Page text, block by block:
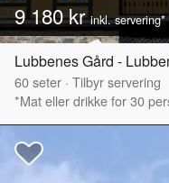
9 180 krinkl. servering*
Lubbenes Gård -
60seter · Tilbyr servering
*Mat eller drikke for 30